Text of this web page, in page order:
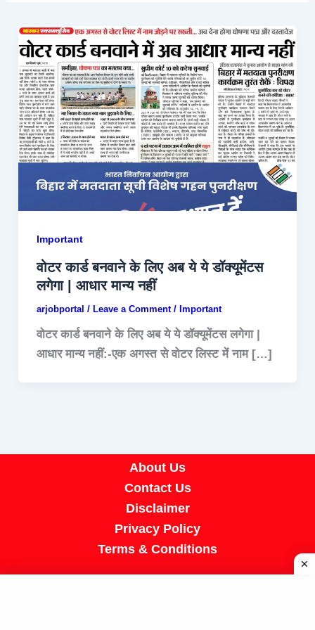
Important
वोटर कार्ड बनवाने के लिए अब ये ये डॉक्यूमेंटस
लगेगा | आधार मान्य नहीं
arjobportal / Leave a Comment / Important
वोटर कार्ड बनवाने के लिए अब ये ये डॉक्यूमेंटस लगेगा |
आधार मान्य नहीं:-एक अगस्त से वोटर लिस्ट में नाम […]
About Us
Contact Us
Disclaimer
Privacy Policy
Terms & Conditions